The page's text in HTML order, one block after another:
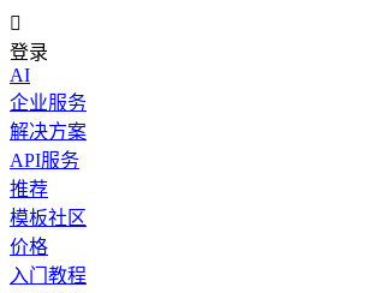

登录
AI
企业服务
解决方案
API服务
推荐
模板社区
价格
入门教程